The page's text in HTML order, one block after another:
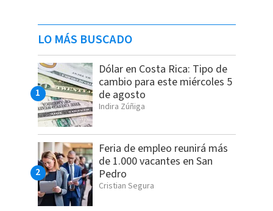
LO MÁS BUSCADO
Dólar en Costa Rica: Tipo de
cambio para este miércoles 5
de agosto
Indira Zúñiga
Feria de empleo reunirá más
de 1.000 vacantes en San
Pedro
Cristian Segura